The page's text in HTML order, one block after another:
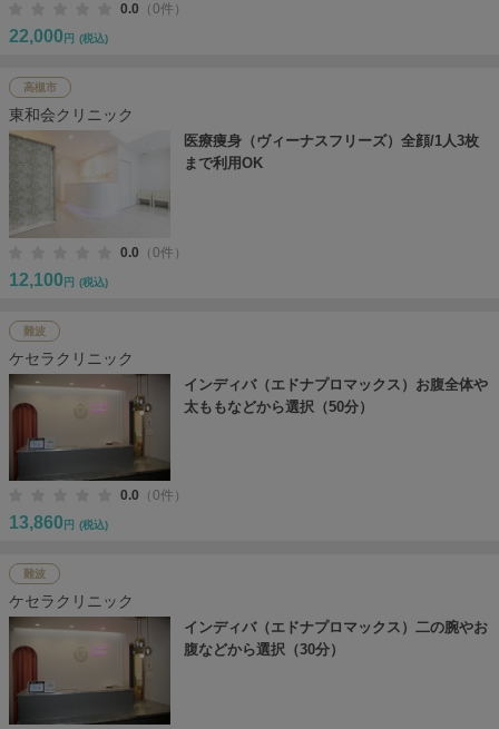
0.0 （0件）
22,000 円 (税込)
高槻市
東和会クリニック
医療痩身（ヴィーナスフリーズ）全顔/1人3枚
まで利用OK
0.0 （0件）
12,100 円 (税込)
難波
ケセラクリニック
インディバ（エドナプロマックス）お腹全体や
太ももなどから選択（50分）
0.0 （0件）
13,860 円 (税込)
難波
ケセラクリニック
インディバ（エドナプロマックス）二の腕やお
腹などから選択（30分）